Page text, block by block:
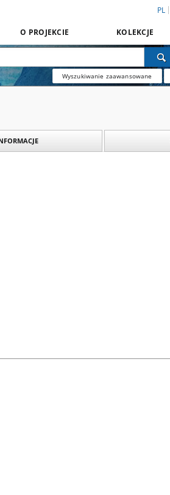
PL
O PROJEKCIE KOLEKCJE
Wyszukiwanie zaawansowane